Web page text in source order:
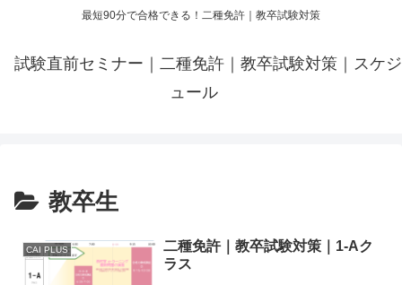
最短90分で合格できる！二種免許｜教卒試験対策
試験直前セミナー｜二種免許｜教卒試験対策｜スケジ
ュール
教卒生
CAI PLUS
二種免許｜教卒試験対策｜1-Aク
ラス